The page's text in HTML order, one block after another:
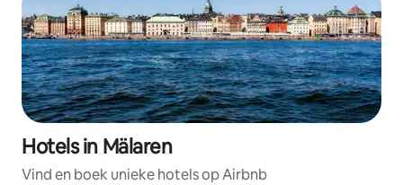
Hotels in Mälaren
Vind en boek unieke hotels op Airbnb